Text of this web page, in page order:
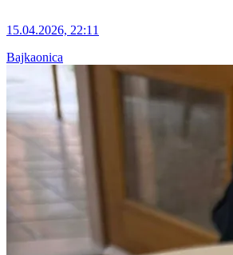
15.04.2026, 22:11
Bajkaonica